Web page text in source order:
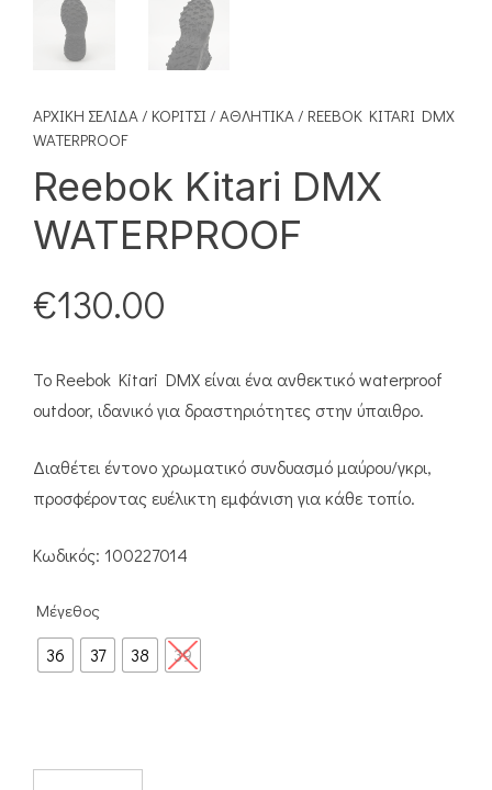
ΑΡΧΙΚΉ ΣΕΛΊΔΑ / ΚΟΡΊΤΣΙ / ΑΘΛΗΤΙΚΆ / REEBOK KITARI DMX
WATERPROOF
Reebok Kitari DMX
WATERPROOF
€130.00
Το Reebok Kitari DMX είναι ένα ανθεκτικό waterproof
outdoor, ιδανικό για δραστηριότητες στην ύπαιθρο.
Διαθέτει έντονο χρωματικό συνδυασμό μαύρου/γκρι,
προσφέροντας ευέλικτη εμφάνιση για κάθε τοπίο.
Κωδικός: 100227014
Μέγεθος
36 37 38 39